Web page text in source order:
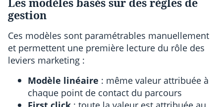
gestion
Ces modèles sont paramétrables manuellement
et permettent une première lecture du rôle des
leviers marketing :
Modèle linéaire : même valeur attribuée à
chaque point de contact du parcours